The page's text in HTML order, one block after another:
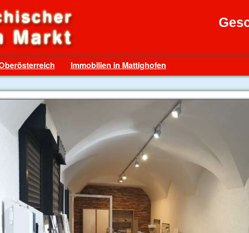
Immobilien in Mattighofen